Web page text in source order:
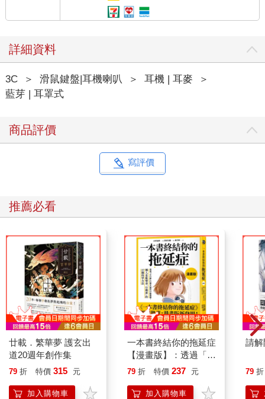
詳細資料
3C ＞ 滑鼠鍵盤|耳機喇叭 ＞ 耳機 | 耳麥
＞
藍芽 | 耳罩式
商品評價
寫評價
推薦必看
廿載．繁華夢 護玄出
道20週年創作集
79 折 特價 315 元
加入購物車
一本書終結你的拖延症
【漫畫版】：透過「小
行動」打開大腦的行動
「行動派」的37個科
79 折 特價 237 元
加入購物車
請解
79 折